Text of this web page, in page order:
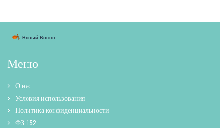
Меню
О нас
Условия использования
Политика конфиденциальности
ФЗ-152